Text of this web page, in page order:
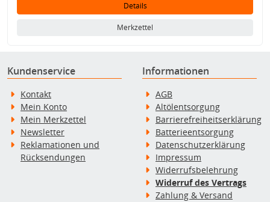
Details
Merkzettel
Kundenservice
Kontakt
Mein Konto
Mein Merkzettel
Newsletter
Reklamationen und
Rücksendungen
Informationen
AGB
Altölentsorgung
Barrierefreiheitserklärung
Batterieentsorgung
Datenschutzerklärung
Impressum
Widerrufsbelehrung
Widerruf des Vertrags
Zahlung & Versand